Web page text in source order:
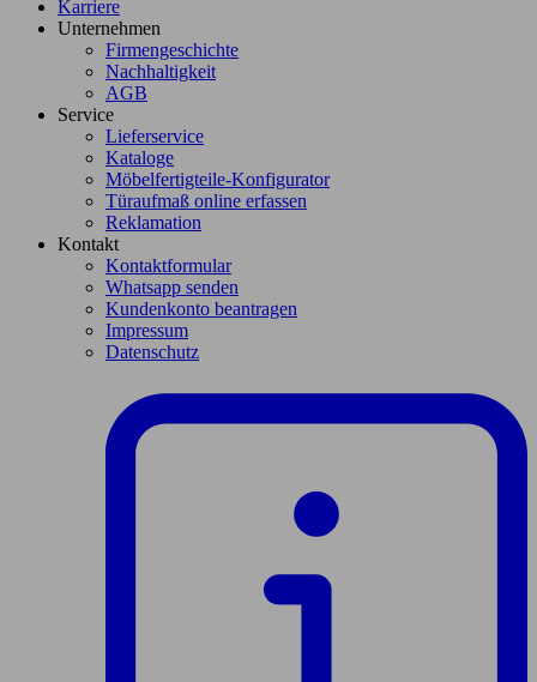
Karriere
Unternehmen
Firmengeschichte
Nachhaltigkeit
AGB
Service
Lieferservice
Kataloge
Möbelfertigteile-Konfigurator
Türaufmaß online erfassen
Reklamation
Kontakt
Kontaktformular
Whatsapp senden
Kundenkonto beantragen
Impressum
Datenschutz